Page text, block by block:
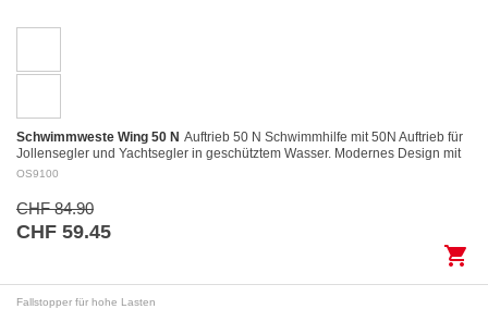
Schwimmweste Wing 50 N Auftrieb 50 N Schwimmhilfe mit 50N Auftrieb für
Jollensegler und Yachtsegler in geschütztem Wasser. Modernes Design mit
kurzem und kompaktem…
OS9100
CHF 84.90
CHF 59.45
shopping_cart
Fallstopper für hohe Lasten